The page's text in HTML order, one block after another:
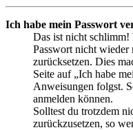
Ich habe mein Passwort
Das ist nicht
Passwort nicht wieder
zurücksetzen. Dies
Seite auf „Ich habe
Anweisungen folgst.
anmelden können.
Solltest du trotzdem
zurückzusetzen, so